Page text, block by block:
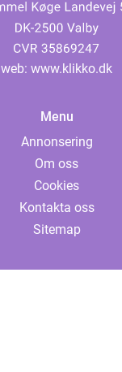
web: www.klikko.dk
Menu
Annonsering
Om oss
Cookies
Kontakta oss
Sitemap